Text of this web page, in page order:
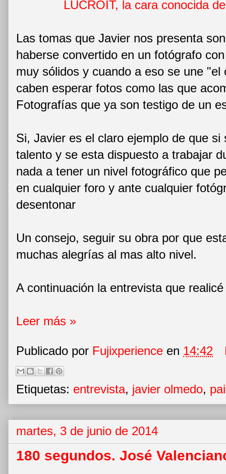
LUCROIT, la cara conocida
Las tomas que Javier nos presenta
haberse convertido en un fotógrafo
muy sólidos y cuando a eso se une "el
caben esperar fotos como las que
Fotografías que ya son testigo de un
Si, Javier es el claro ejemplo de que si
talento y se esta dispuesto a trabajar
nada a tener un nivel fotográfico que
en cualquier foro y ante cualquier
desentonar
Un consejo, seguir su obra por que
muchas alegrías al mas alto nivel.
A continuación la entrevista que
Leer más »
Publicado por Fujixperience en 14:42
Etiquetas: entrevista, javier olmedo,
martes, 3 de junio de 2014
180 segundos. José